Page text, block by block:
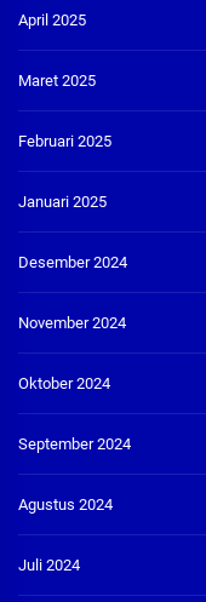
April 2025
Maret 2025
Februari 2025
Januari 2025
Desember 2024
November 2024
Oktober 2024
September 2024
Agustus 2024
Juli 2024